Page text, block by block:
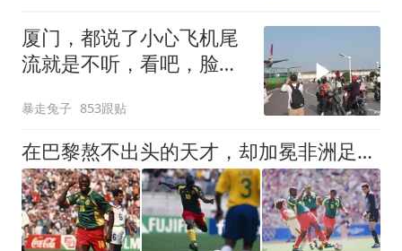
厦门，都说了小心飞机尾
流就是不听，看吧，脸都
暴走兔子 853跟贴
在巴黎熬不出头的天才，却加冕非洲足球先生，还成为游戏中的神锋